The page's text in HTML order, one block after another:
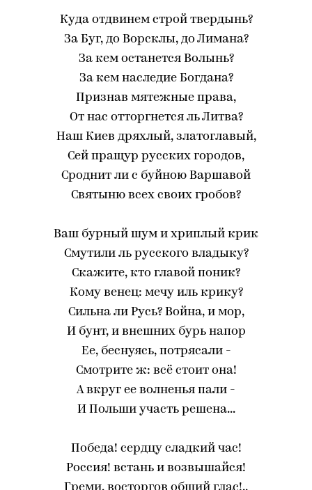
Куда отдвинем строй твердынь?
За Буг, до Ворсклы, до Лимана?
За кем останется Волынь?
За кем наследие Богдана?
Признав мятежные права,
От нас отторгнется ль Литва?
Наш Киев дряхлый, златоглавый,
Сей пращур русских городов,
Сроднит ли с буйною Варшавой
Святыню всех своих гробов?
Ваш бурный шум и хриплый крик
Смутили ль русского владыку?
Скажите, кто главой поник?
Кому венец: мечу иль крику?
Сильна ли Русь? Война, и мор,
И бунт, и внешних бурь напор
Ее, беснуясь, потрясали -
Смотрите ж: всё стоит она!
А вкруг ее волненья пали -
И Польши участь решена...
Победа! сердцу сладкий час!
Россия! встань и возвышайся!